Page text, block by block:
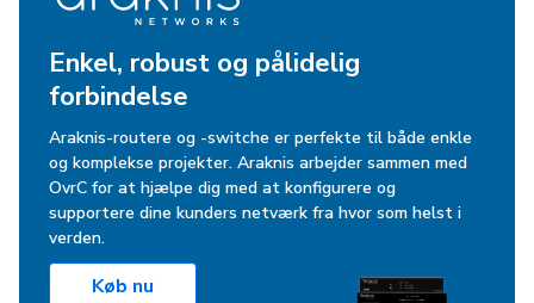
Enkel, robust og pålidelig
forbindelse
Araknis-routere og -switche er perfekte til både enkle
og komplekse projekter. Araknis arbejder sammen med
OvrC for at hjælpe dig med at konfigurere og
supportere dine kunders netværk fra hvor som helst i
verden.
Køb nu